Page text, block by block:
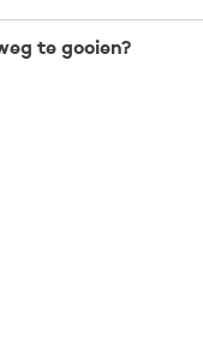
te gooien?